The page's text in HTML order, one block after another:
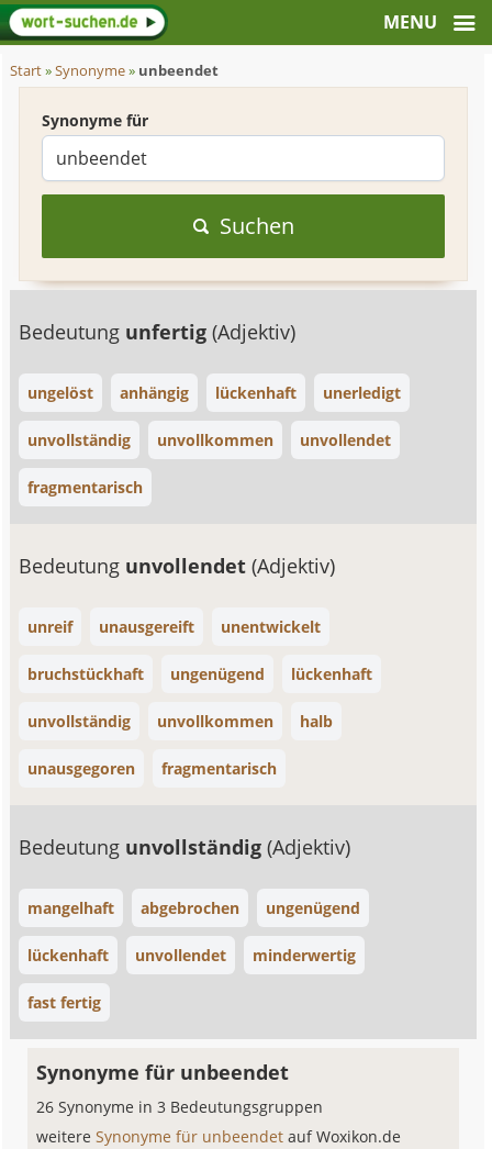
Start»Synonyme» unbeendet
Synonyme für
Suchen
Bedeutung unfertig(Adjektiv)
ungelöst anhängig lückenhaft unerledigt
unvollständig unvollkommen unvollendet
fragmentarisch
Bedeutung unvollendet(Adjektiv)
unreif unausgereift unentwickelt
bruchstückhaft ungenügend lückenhaft
unvollständig unvollkommen halb
unausgegoren fragmentarisch
Bedeutung unvollständig(Adjektiv)
mangelhaft abgebrochen ungenügend
lückenhaft unvollendet minderwertig
fast fertig
Synonyme für unbeendet
26 Synonyme in 3 Bedeutungsgruppen
weitereSynonyme für unbeendetauf Woxikon.de